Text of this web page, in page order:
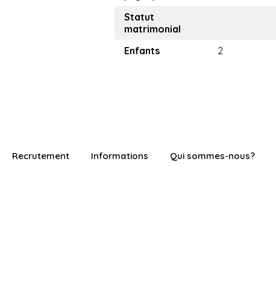
Statut
matrimonial
Enfants
2
Recrutement Informations Qui sommes-nous?